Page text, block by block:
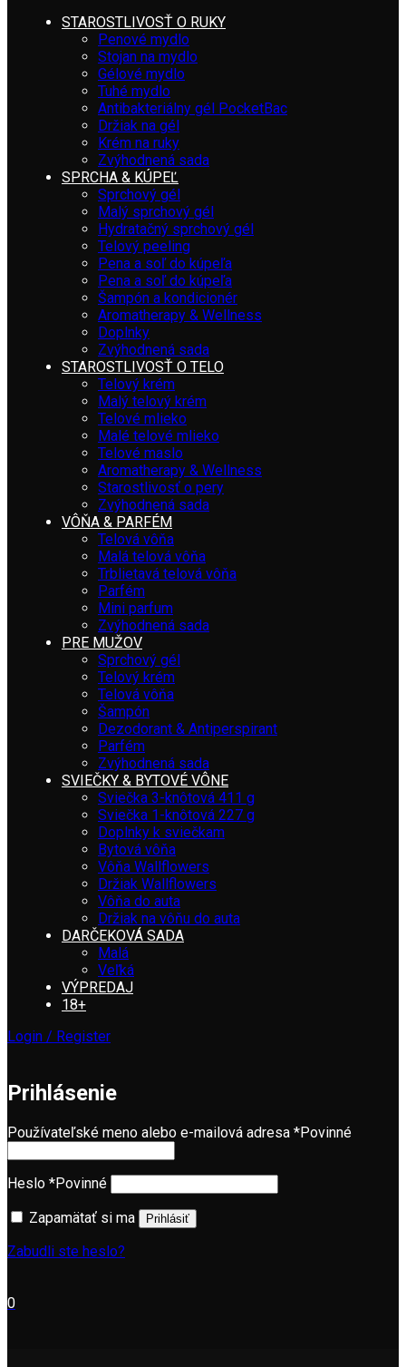
STAROSTLIVOSŤ O RUKY
Penové mydlo
Stojan na mydlo
Gélové mydlo
Tuhé mydlo
Antibakteriálny gél PocketBac
Držiak na gél
Krém na ruky
Zvýhodnená sada
SPRCHA & KÚPEĽ
Sprchový gél
Malý sprchový gél
Hydratačný sprchový gél
Telový peeling
Pena a soľ do kúpeľa
Pena a soľ do kúpeľa
Šampón a kondicionér
Aromatherapy & Wellness
Doplnky
Zvýhodnená sada
STAROSTLIVOSŤ O TELO
Telový krém
Malý telový krém
Telové mlieko
Malé telové mlieko
Telové maslo
Aromatherapy & Wellness
Starostlivosť o pery
Zvýhodnená sada
VÔŇA & PARFÉM
Telová vôňa
Malá telová vôňa
Trblietavá telová vôňa
Parfém
Mini parfum
Zvýhodnená sada
PRE MUŽOV
Sprchový gél
Telový krém
Telová vôňa
Šampón
Dezodorant & Antiperspirant
Parfém
Zvýhodnená sada
SVIEČKY & BYTOVÉ VÔNE
Sviečka 3-knôtová 411 g
Sviečka 1-knôtová 227 g
Doplnky k sviečkam
Bytová vôňa
Vôňa Wallflowers
Držiak Wallflowers
Vôňa do auta
Držiak na vôňu do auta
DARČEKOVÁ SADA
Malá
Veľká
VÝPREDAJ
18+
Login / Register
Prihlásenie
Používateľské meno alebo e-mailová adresa *Povinné
Heslo *Povinné
Zapamätať si ma
Prihlásiť
Zabudli ste heslo?
0